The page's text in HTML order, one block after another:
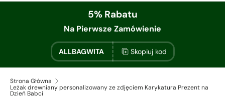
5% Rabatu
Na Pierwsze Zamówienie
ALLBAGWITA Skopiuj kod
Strona Główna
Leżak drewniany personalizowany ze zdjęciem Karykatura Prezent na
Dzień Babci